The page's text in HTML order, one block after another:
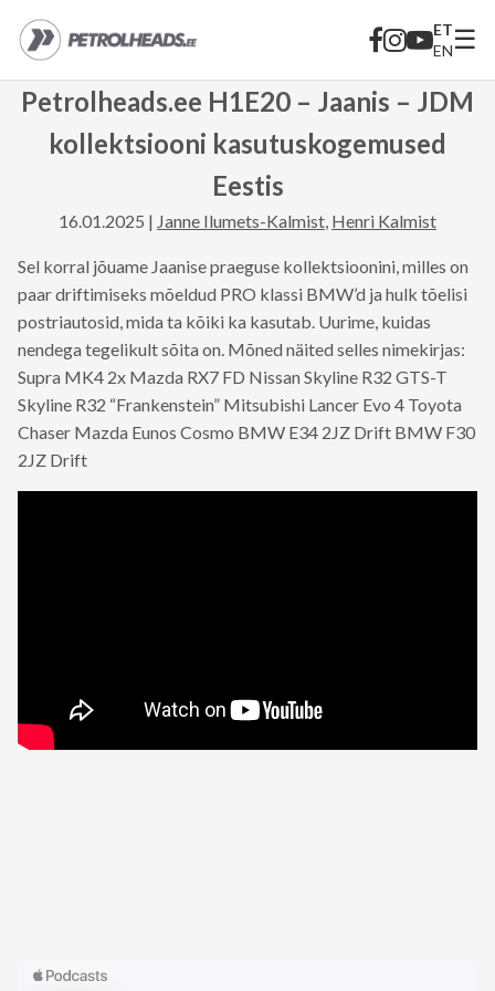
ET
EN☰
Petrolheads.ee H1E20 – Jaanis – JDM
kollektsiooni kasutuskogemused
Eestis
16.01.2025 | Janne Ilumets-Kalmist, Henri Kalmist
Sel korral jõuame Jaanise praeguse kollektsioonini, milles on
paar driftimiseks mõeldud PRO klassi BMW’d ja hulk tõelisi
postriautosid, mida ta kõiki ka kasutab. Uurime, kuidas
nendega tegelikult sõita on. Mõned näited selles nimekirjas:
Supra MK4 2x Mazda RX7 FD Nissan Skyline R32 GTS-T
Skyline R32 “Frankenstein” Mitsubishi Lancer Evo 4 Toyota
Chaser Mazda Eunos Cosmo BMW E34 2JZ Drift BMW F30
2JZ Drift